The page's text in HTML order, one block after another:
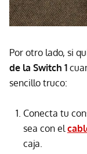
Por otro lado, si
de la Switch 1
sencillo truco:
Conecta tu
sea con el
caja.